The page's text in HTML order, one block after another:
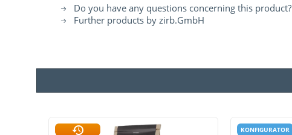
Do you have any questions concerning this product?
Further products by zirb.GmbH
KONFIGURATOR